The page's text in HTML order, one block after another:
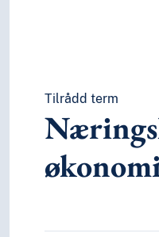
Tilrådd term